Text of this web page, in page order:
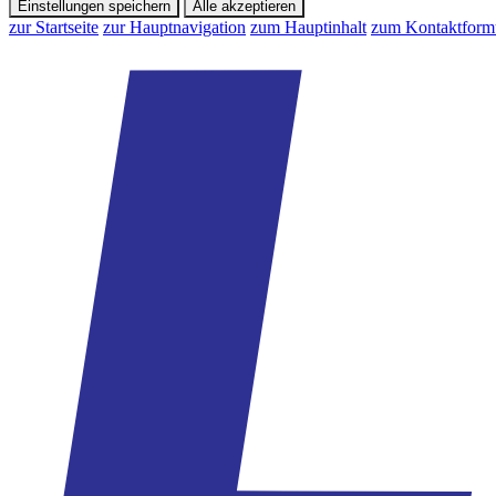
Einstellungen speichern Alle akzeptieren
zur Startseite zur Hauptnavigation zum Hauptinhalt zum